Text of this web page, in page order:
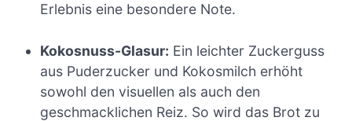
Erlebnis eine besondere Note.
Kokosnuss-Glasur: Ein leichter Zuckerguss
aus Puderzucker und Kokosmilch erhöht
sowohl den visuellen als auch den
geschmacklichen Reiz. So wird das Brot zu